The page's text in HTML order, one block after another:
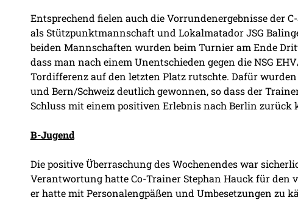
Entsprechend fielen auch die Vorrundenergebnisse der
als Stützpunktmannschaft und Lokalmatador JSG
beiden Mannschaften wurden beim Turnier am Ende
dass man nach einem Unentschieden gegen die NSG
Tordifferenz auf den letzten Platz rutschte. Dafür
und Bern/Schweiz deutlich gewonnen, so dass der
Schluss mit einem positiven Erlebnis nach Berlin zurück
B-Jugend
Die positive Überraschung des Wochenendes war
Verantwortung hatte Co-Trainer Stephan Hauck für den
er hatte mit Personalengpäßen und Umbesetzungen zu